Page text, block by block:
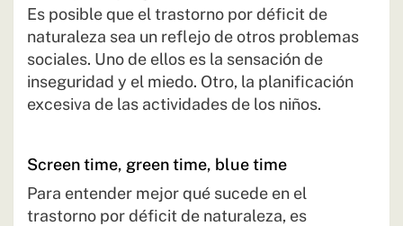
Es posible que el trastorno por déficit de
naturaleza sea un reflejo de otros problemas
sociales. Uno de ellos es la sensación de
inseguridad y el miedo. Otro, la planificación
excesiva de las actividades de los niños.
Screen time, green time, blue time
Para entender mejor qué sucede en el
trastorno por déficit de naturaleza, es